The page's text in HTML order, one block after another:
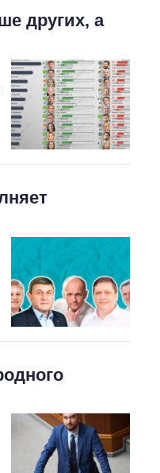
других, а
Как выросли
тарифы на
холодную воду в